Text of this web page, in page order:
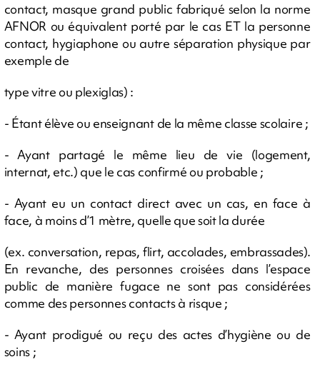
contact, masque grand public fabriqué selon la norme
AFNOR ou équivalent porté par le cas ET la personne
contact, hygiaphone ou autre séparation physique par
exemple de
type vitre ou plexiglas) :
- Étant élève ou enseignant de la même classe scolaire ;
- Ayant partagé le même lieu de vie (logement,
internat, etc.) que le cas confirmé ou probable ;
- Ayant eu un contact direct avec un cas, en face à
face, à moins d’1 mètre, quelle que soit la durée
(ex. conversation, repas, flirt, accolades, embrassades).
En revanche, des personnes croisées dans l’espace
public de manière fugace ne sont pas considérées
comme des personnes contacts à risque ;
- Ayant prodigué ou reçu des actes d’hygiène ou de
soins ;